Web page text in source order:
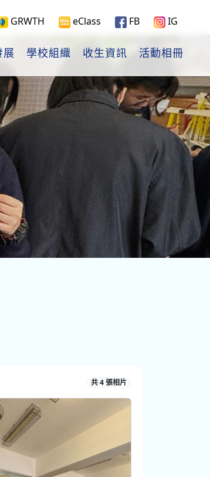
GRWTH eClass FB IG
展 學校組織 收生資訊 活動相冊
共 4 張相片